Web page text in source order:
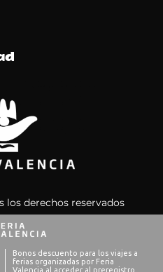
los derechos reservados